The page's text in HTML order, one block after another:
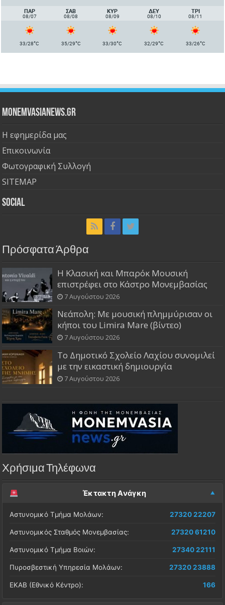
ΠΑΡ
08/07
ΣΑΒ
08/08
ΚΥΡ
08/09
ΔΕΥ
08/10
ΤΡΙ
08/11
33/28°C 35/29°C 33/30°C 32/29°C 33/26°C
Monemvasianews.gr
Η εφημερίδα μας
Επικοινωνία
Φωτογραφική Συλλογή
SITEMAP
Social
Πρόσφατα Άρθρα
Η Κλασική και Μπαρόκ Μουσική
επιστρέφει στο Κάστρο Μονεμβασίας
7 Αυγούστου 2026
Νεάπολη: Με μουσική πλημμύρισαν οι
κήποι του Limira Mare (βίντεο)
7 Αυγούστου 2026
Το Δημοτικό Σχολείο Λαχίου συνομιλεί
με την εικαστική δημιουργία
7 Αυγούστου 2026
Χρήσιμα Τηλέφωνα
Έκτακτη Ανάγκη
Αστυνομικό Τμήμα Μολάων: 27320 22207
Αστυνομικός Σταθμός Μονεμβασίας: 27320 61210
Αστυνομικό Τμήμα Βοιών: 27340 22111
Πυροσβεστική Υπηρεσία Μολάων: 27320 23888
ΕΚΑΒ (Εθνικό Κέντρο): 166